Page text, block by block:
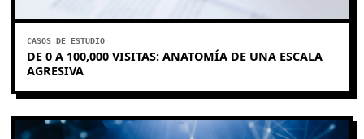
CASOS DE ESTUDIO
DE 0 A 100,000 VISITAS: ANATOMÍA DE UNA ESCALA
AGRESIVA